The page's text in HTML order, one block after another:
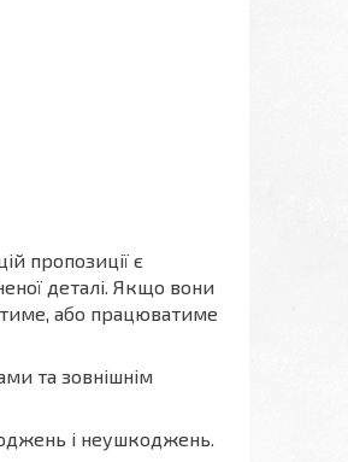
пропозиції є
деталі. Якщо вони
або працюватиме
та зовнішнім
і неушкоджень.